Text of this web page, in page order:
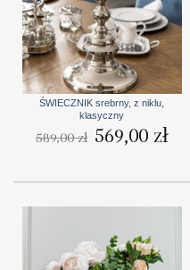
ŚWIECZNIK srebrny, z niklu,
klasyczny
589,00zł
Pierwotna
cena
569,00 złcena